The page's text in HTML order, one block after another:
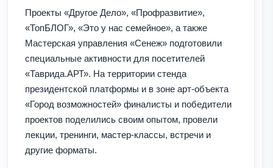
Проекты «Другое Дело», «Профразвитие»,
«ТопБЛОГ», «Это у нас семейное», а также
Мастерская управления «Сенеж» подготовили
специальные активности для посетителей
«Таврида.АРТ». На территории стенда
президентской платформы и в зоне арт-объекта
«Город возможностей» финалисты и победители
проектов поделились своим опытом, провели
лекции, тренинги, мастер-классы, встречи и
другие форматы.